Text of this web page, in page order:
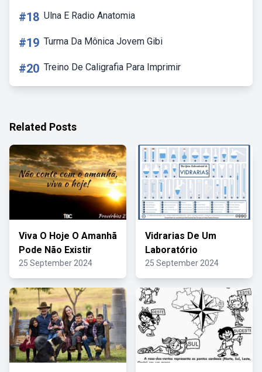
#18 Ulna E Radio Anatomia
#19 Turma Da Mônica Jovem Gibi
#20 Treino De Caligrafia Para Imprimir
Related Posts
Viva O Hoje O Amanhã
Pode Não Existir
25 September 2024
Vidrarias De Um
Laboratório
25 September 2024